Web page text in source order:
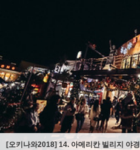
[오키나와2018] 14. 아메리칸 빌리지 야경